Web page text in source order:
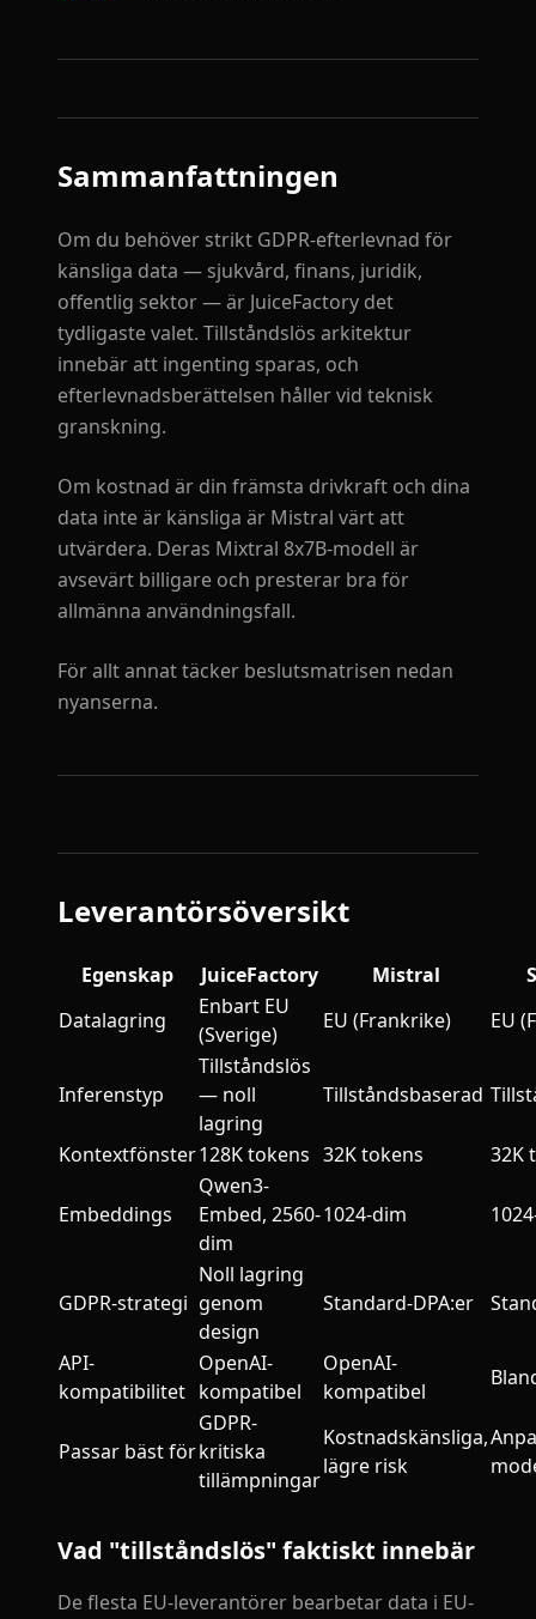
Sammanfattningen
Om du behöver strikt GDPR-efterlevnad för
känsliga data — sjukvård, finans, juridik,
offentlig sektor — är JuiceFactory det
tydligaste valet. Tillståndslös arkitektur
innebär att ingenting sparas, och
efterlevnadsberättelsen håller vid teknisk
granskning.
Om kostnad är din främsta drivkraft och dina
data inte är känsliga är Mistral värt att
utvärdera. Deras Mixtral 8x7B-modell är
avsevärt billigare och presterar bra för
allmänna användningsfall.
För allt annat täcker beslutsmatrisen nedan
nyanserna.
Leverantörsöversikt
Egenskap JuiceFactory Mistral
Datalagring
Enbart EU
(Sverige)
EU (Frankrike) EU
Inferenstyp
Tillståndslös
— noll
lagring
Tillståndsbaserad
Kontextfönster128K tokens 32K tokens 32K
Embeddings
Qwen3-
Embed, 2560-
dim
1024-dim
GDPR-strategi
Noll lagring
genom
design
Standard-DPA:er
API-
kompatibilitet
OpenAI-
kompatibel
OpenAI-
kompatibel
Passar bäst för
GDPR-
kritiska
tillämpningar
Kostnadskänsliga,
lägre risk
Vad "tillståndslös" faktiskt innebär
De flesta EU-leverantörer bearbetar data i EU-